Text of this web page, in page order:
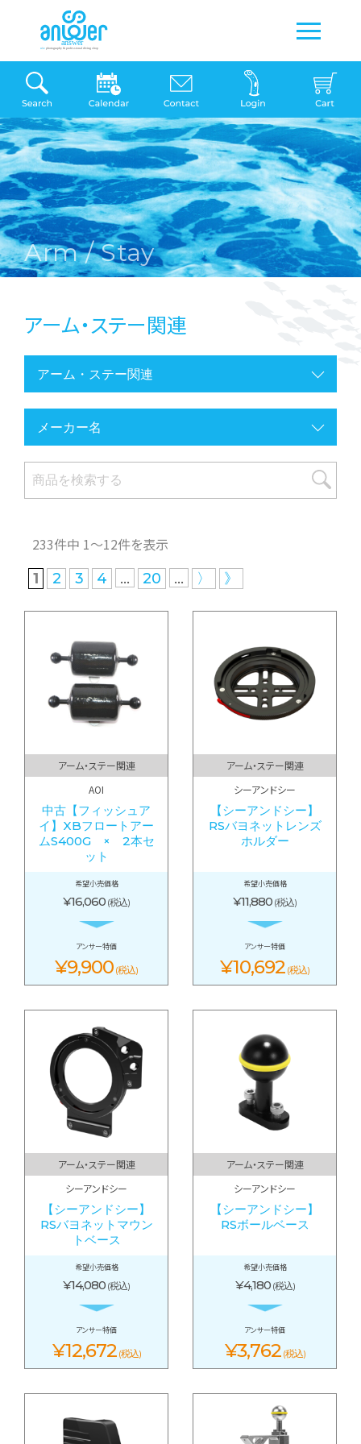
Arm / Stay
アーム・ステー関連
233件中 1〜12件を表示
1 2 3 4 ... 20 ... 〉 》
アーム・ステー関連
AOI
中古【フィッシュア
イ】XBフロートアー
ムS400G × 2本セ
ット
希望小売価格
¥16,060 (税込)
アンサー特価
¥9,900 (税込)
アーム・ステー関連
シーアンドシー
【シーアンドシー】
RSバヨネットレンズ
ホルダー
希望小売価格
¥11,880 (税込)
アンサー特価
¥10,692 (税込)
アーム・ステー関連
シーアンドシー
【シーアンドシー】
RSバヨネットマウン
トベース
希望小売価格
¥14,080 (税込)
アンサー特価
¥12,672 (税込)
アーム・ステー関連
シーアンドシー
【シーアンドシー】
RSボールベース
希望小売価格
¥4,180 (税込)
アンサー特価
¥3,762 (税込)